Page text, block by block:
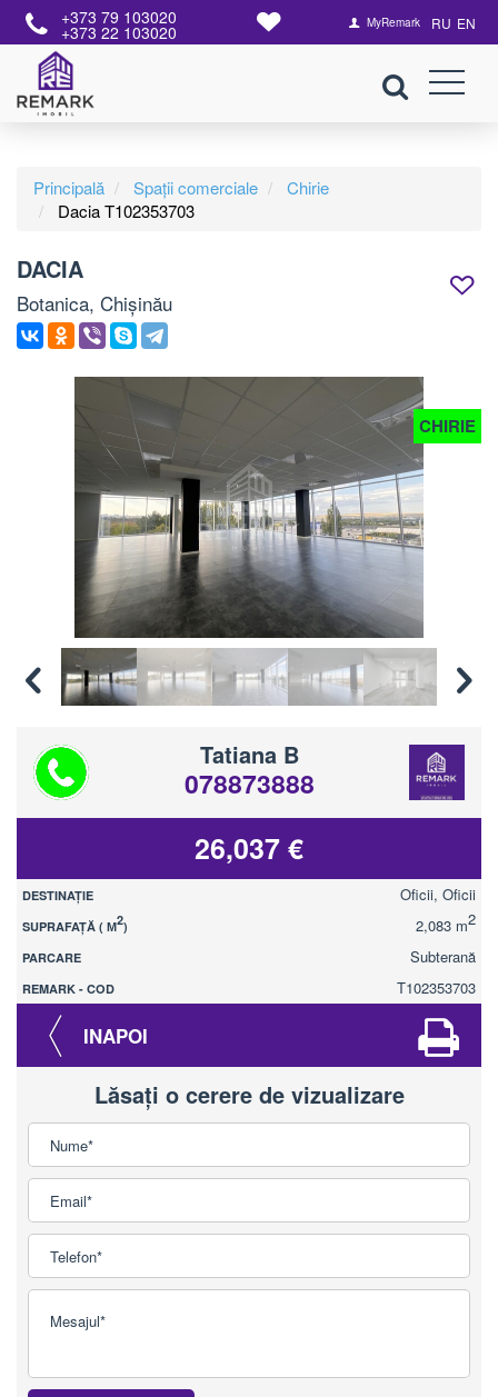
+373 79 103020
+373 22 103020 MyRemark RU EN
Principală Spații comerciale
Chirie
Dacia T102353703
CHIRIE
DACIA
Botanica, Chișinău
Tatiana B
078873888
26,037 €
DESTINAȚIE Oficii, Oficii
SUPRAFAȚĂ ( М2) 2,083 m2
PARCARE Subterană
REMARK - COD T102353703
INAPOI
Lăsați o cerere de vizualizare